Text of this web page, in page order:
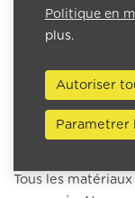
Visitez notre
Tous les
Politique en
plus.
Autoriser
Parametrer